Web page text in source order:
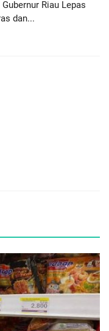
Riau Lepas
dan...